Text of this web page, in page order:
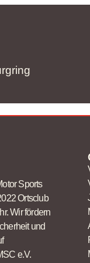
Sports
Ortsclub
Wir fördern
und
e.V.